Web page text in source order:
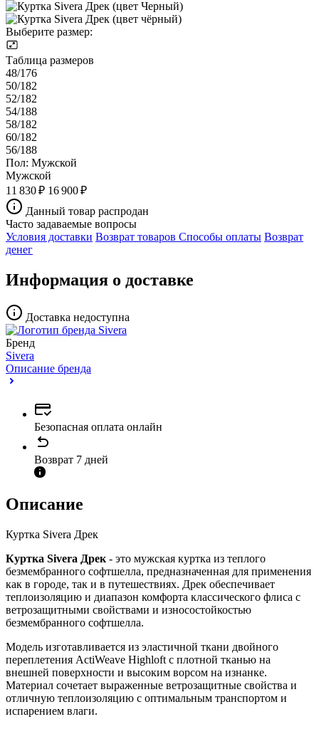
Выберите размер:
Таблица размеров
48/176
50/182
52/182
54/188
58/182
60/182
56/188
Пол: Мужской
Мужской
11 830 ₽ 16 900 ₽
Данный товар распродан
Часто задаваемые вопросы
Условия доставки Возврат товаров Способы оплаты Возврат
денег
Информация о доставке
Доставка недоступна
Бренд
Sivera
Описание бренда
Безопасная оплата онлайн
Возврат 7 дней
Описание
Куртка Sivera Дрек
Куртка Sivera Дрек - это мужская куртка из теплого
безмембранного софтшелла, предназначенная для применения
как в городе, так и в путешествиях. Дрек обеспечивает
теплоизоляцию и диапазон комфорта классического флиса с
ветрозащитными свойствами и износостойкостью
безмембранного софтшелла.
Модель изготавливается из эластичной ткани двойного
переплетения ActiWeave Highloft с плотной тканью на
внешней поверхности и высоким ворсом на изнанке.
Материал сочетает выраженные ветрозащитные свойства и
отличную теплоизоляцию с оптимальным транспортом и
испарением влаги.